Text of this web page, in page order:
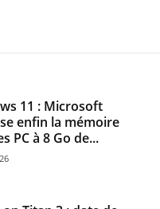
11 : Microsoft
enfin la mémoire
PC à 8 Go de...